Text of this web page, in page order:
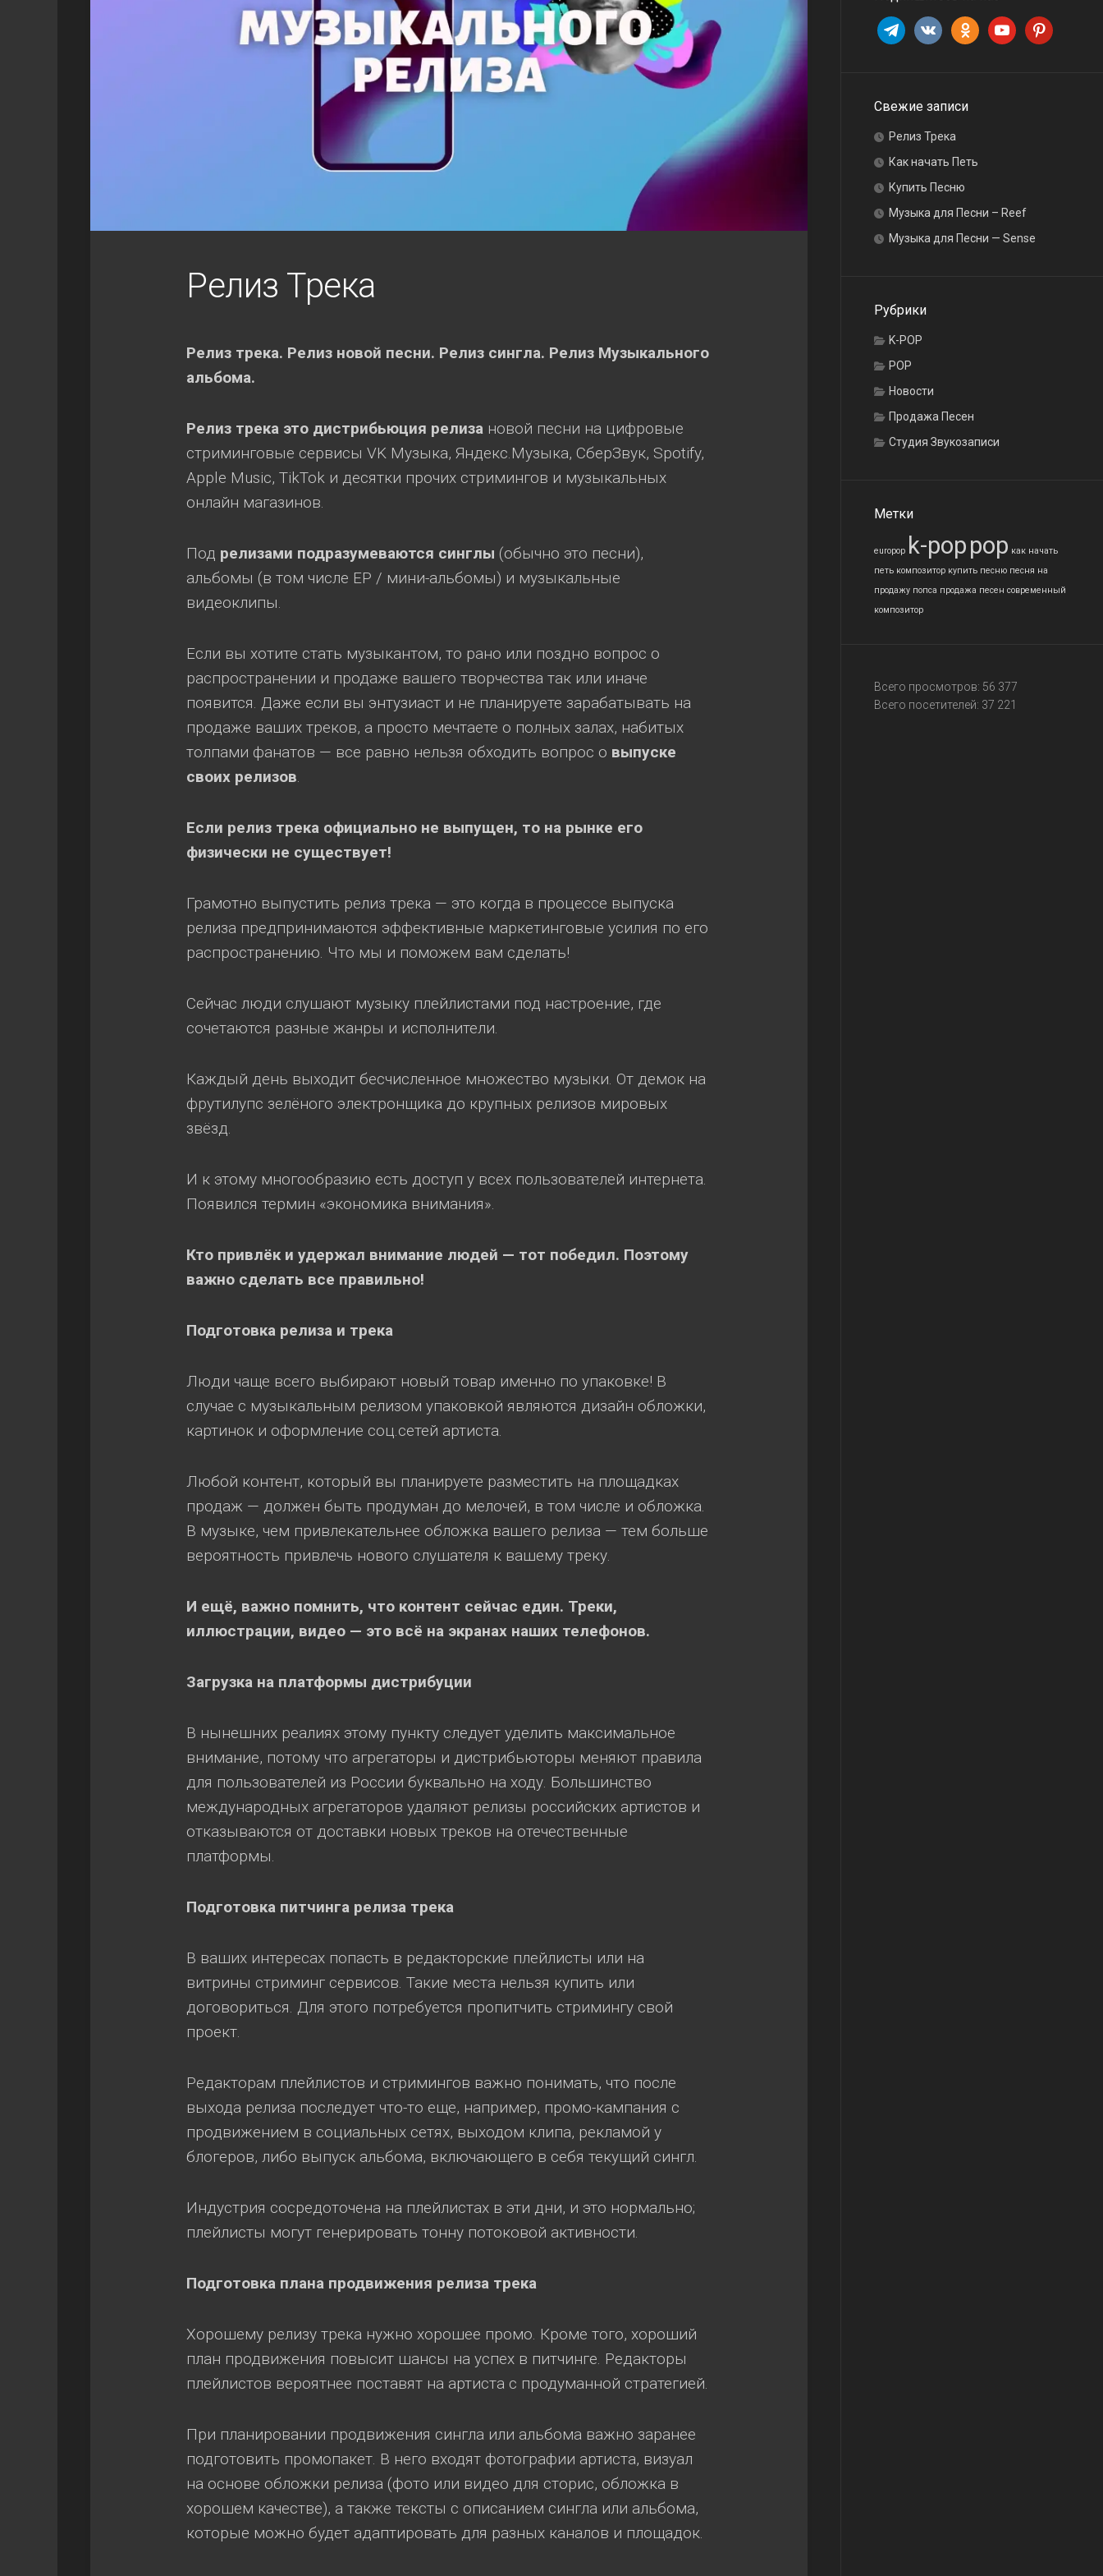
telegramvkontakteodnoklassniki
youtubepinterest
Свежие записи
Релиз Трека
Как начать Петь
Купить Песню
Музыка для Песни – Reef
Музыка для Песни — Sense
Рубрики
K-POP
POP
Новости
Продажа Песен
Студия Звукозаписи
Метки
europop k-poppop как начать
петь композитор купить песню песня на
продажу попса продажа песен современный
композитор
Всего просмотров: 56 377
Всего посетителей: 37 221
Релиз Трека
Релиз трека. Релиз новой песни. Релиз сингла. Релиз Музыкального
альбома.
Релиз трека это дистрибьюция релиза новой песни на цифровые
стриминговые сервисы VK Музыка, Яндекс.Музыка, СберЗвук, Spotify,
Apple Music, TikTok и десятки прочих стримингов и музыкальных
онлайн магазинов.
Под релизами подразумеваются синглы (обычно это песни),
альбомы (в том числе EP / мини-альбомы) и музыкальные
видеоклипы.
Если вы хотите стать музыкантом, то рано или поздно вопрос о
распространении и продаже вашего творчества так или иначе
появится. Даже если вы энтузиаст и не планируете зарабатывать на
продаже ваших треков, а просто мечтаете о полных залах, набитых
толпами фанатов — все равно нельзя обходить вопрос о выпуске
своих релизов.
Если релиз трека официально не выпущен, то на рынке его
физически не существует!
Грамотно выпустить релиз трека — это когда в процессе выпуска
релиза предпринимаются эффективные маркетинговые усилия по его
распространению. Что мы и поможем вам сделать!
Сейчас люди слушают музыку плейлистами под настроение, где
сочетаются разные жанры и исполнители.
Каждый день выходит бесчисленное множество музыки. От демок на
фрутилупс зелёного электронщика до крупных релизов мировых
звёзд.
И к этому многообразию есть доступ у всех пользователей интернета.
Появился термин «экономика внимания».
Кто привлёк и удержал внимание людей — тот победил. Поэтому
важно сделать все правильно!
Подготовка релиза и трека
Люди чаще всего выбирают новый товар именно по упаковке! В
случае с музыкальным релизом упаковкой являются дизайн обложки,
картинок и оформление соц.сетей артиста.
Любой контент, который вы планируете разместить на площадках
продаж — должен быть продуман до мелочей, в том числе и обложка.
В музыке, чем привлекательнее обложка вашего релиза — тем больше
вероятность привлечь нового слушателя к вашему треку.
И ещё, важно помнить, что контент сейчас един. Треки,
иллюстрации, видео — это всё на экранах наших телефонов.
Загрузка на платформы дистрибуции
В нынешних реалиях этому пункту следует уделить максимальное
внимание, потому что агрегаторы и дистрибьюторы меняют правила
для пользователей из России буквально на ходу. Большинство
международных агрегаторов удаляют релизы российских артистов и
отказываются от доставки новых треков на отечественные
платформы.
Подготовка питчинга релиза трека
В ваших интересах попасть в редакторские плейлисты или на
витрины стриминг сервисов. Такие места нельзя купить или
договориться. Для этого потребуется пропитчить стримингу свой
проект.
Редакторам плейлистов и стримингов важно понимать, что после
выхода релиза последует что-то еще, например, промо-кампания с
продвижением в социальных сетях, выходом клипа, рекламой у
блогеров, либо выпуск альбома, включающего в себя текущий сингл.
Индустрия сосредоточена на плейлистах в эти дни, и это нормально;
плейлисты могут генерировать тонну потоковой активности.
Подготовка плана продвижения релиза трека
Хорошему релизу трека нужно хорошее промо. Кроме того, хороший
план продвижения повысит шансы на успех в питчинге. Редакторы
плейлистов вероятнее поставят на артиста с продуманной стратегией.
При планировании продвижения сингла или альбома важно заранее
подготовить промопакет. В него входят фотографии артиста, визуал
на основе обложки релиза (фото или видео для сторис, обложка в
хорошем качестве), а также тексты с описанием сингла или альбома,
которые можно будет адаптировать для разных каналов и площадок.